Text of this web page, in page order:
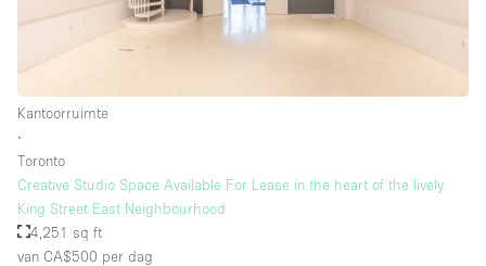
Kantoorruimte
∙
Toronto
Creative Studio Space Available For Lease in the heart of the lively
King Street East Neighbourhood
4,251 sq ft
van CA$500 per dag